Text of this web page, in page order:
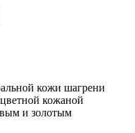
кожи шагрени
кожаной
и золотым